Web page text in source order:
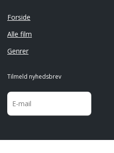
Forside
Alle film
Genrer
Tilmeld nyhedsbrev